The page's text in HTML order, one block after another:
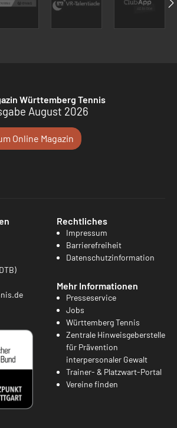
Württemberg Tennis
August 2026
Online Magazin
Rechtliches
Impressum
Barrierefreiheit
Datenschutzinformation
Mehr Informationen
Presseservice
Jobs
Württemberg Tennis
Zentrale Hinweisgeberstelle
für Prävention
interpersonaler Gewalt
Trainer- & Platzwart-Portal
Vereine finden